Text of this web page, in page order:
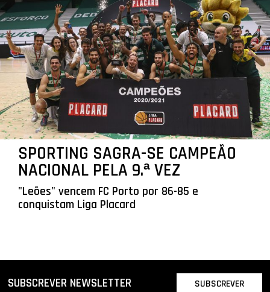
SPORTING SAGRA-SE CAMPEÃO
NACIONAL PELA 9.ª VEZ
"Leões" vencem FC Porto por 86-85 e
conquistam Liga Placard
SUBSCREVER NEWSLETTER SUBSCREVER